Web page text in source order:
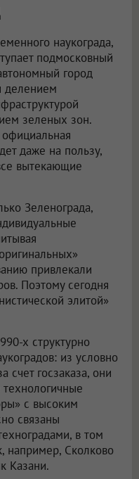
наукограда,
подмосковный
город
делением
зеленых зон.
даже на пользу,
вытекающие
Зеленограда,
привлекали
Поэтому сегодня
элитой»
х структурно
из условно
счет госзаказа, они
с высоким
связаны
в том
например, Сколково
Казани.